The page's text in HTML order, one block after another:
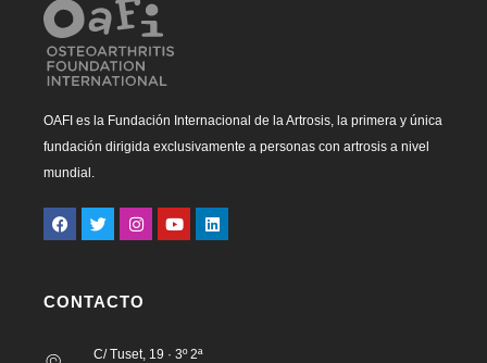
OAFI es la Fundación Internacional de la Artrosis, la primera y única
fundación dirigida exclusivamente a personas con artrosis a nivel
mundial.
CONTACTO
C/ Tuset, 19 · 3º 2ª